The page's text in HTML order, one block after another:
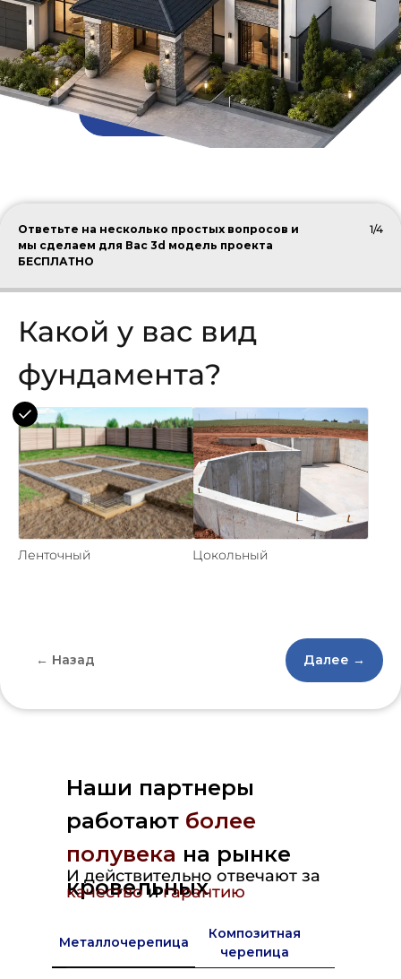
ПОДОБРАТЬ КРОВЛЮ
Ответьте на несколько простых вопросов и
мы сделаем для Вас 3d модель проекта
БЕСПЛАТНО
1/4
Какой у вас вид
фундамента?
Ленточный Цокольный
← Назад Далее →
Наши партнеры
работают более
полувека на рынке
кровельных
И действительно отвечают за
качествоигарантию
Металлочерепица
Композитная
черепица